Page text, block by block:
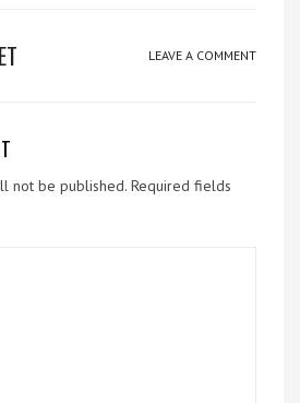
LEAVE A COMMENT
not be published. Required fields